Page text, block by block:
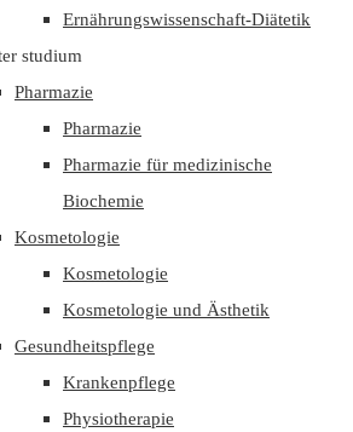
Ernährungswissenschaft-Diätetik
studium
Pharmazie
Pharmazie
Pharmazie für medizinische
Biochemie
Kosmetologie
Kosmetologie
Kosmetologie und Ästhetik
Gesundheitspflege
Krankenpflege
Physiotherapie